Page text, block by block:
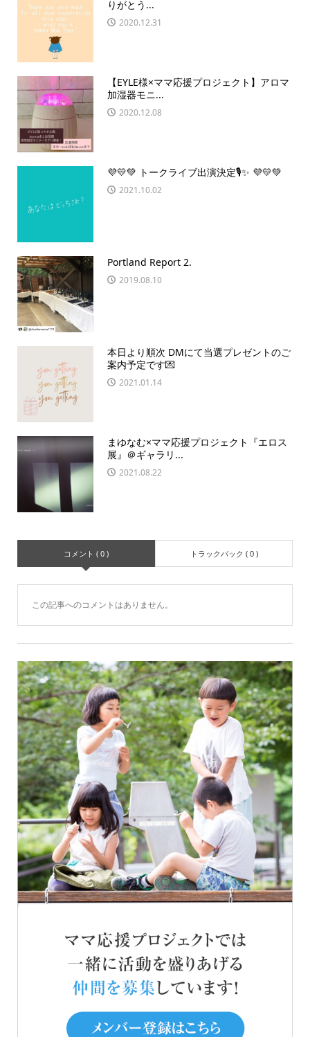
りがとう...
2020.12.31
【EYLE様×ママ応援プロジェクト】アロマ
加湿器モニ...
2020.12.08
💜💛💚 トークライブ出演決定🎙✨ 💜💛💚
2021.10.02
Portland Report 2.
2019.08.10
本日より順次 DMにて当選プレゼントのご
案内予定です💌
2021.01.14
まゆなむ×ママ応援プロジェクト『エロス
展』＠ギャラリ...
2021.08.22
コメント ( 0 ) トラックバック ( 0 )
この記事へのコメントはありません。